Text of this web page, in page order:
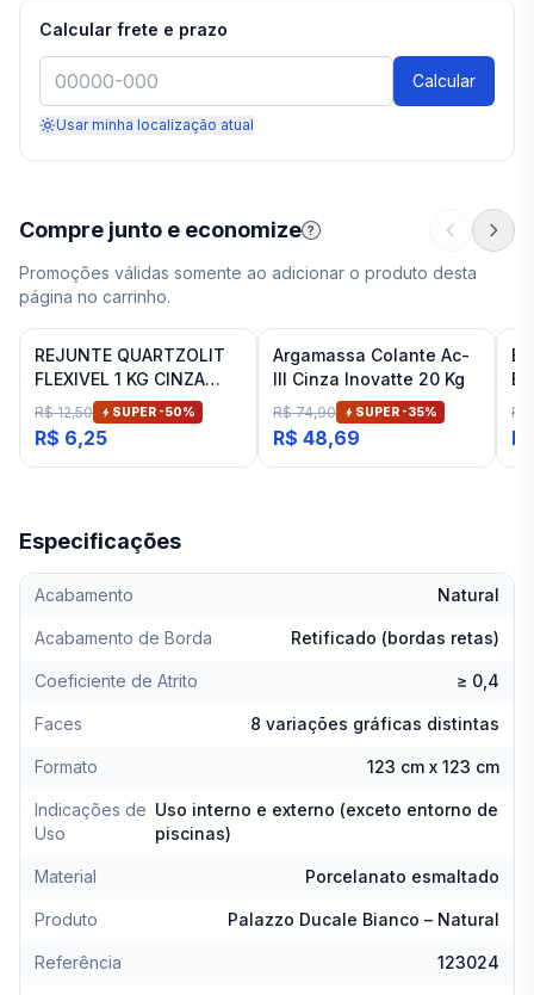
Compre junto e economize ?
Promoções válidas somente ao adicionar o produto desta
página no carrinho.
REJUNTE QUARTZOLIT
FLEXIVEL 1 KG CINZA
ARTICO
R$ 12,50 SUPER -50%
R$ 6,25
Argamassa Colante Ac-
III Cinza Inovatte 20 Kg
R$ 74,90 SUPER -35%
R$ 48,69
Fit
Especificações
Acabamento Natural
Acabamento de Borda Retificado (bordas retas)
Coeficiente de Atrito ≥ 0,4
Faces 8 variações gráficas distintas
Formato 123 cm x 123 cm
Indicações de
Uso
Uso interno e externo (exceto entorno de
piscinas)
Material Porcelanato esmaltado
Produto Palazzo Ducale Bianco – Natural
Referência 123024
Calcular frete e prazo
Calcular
Usar minha localização atual